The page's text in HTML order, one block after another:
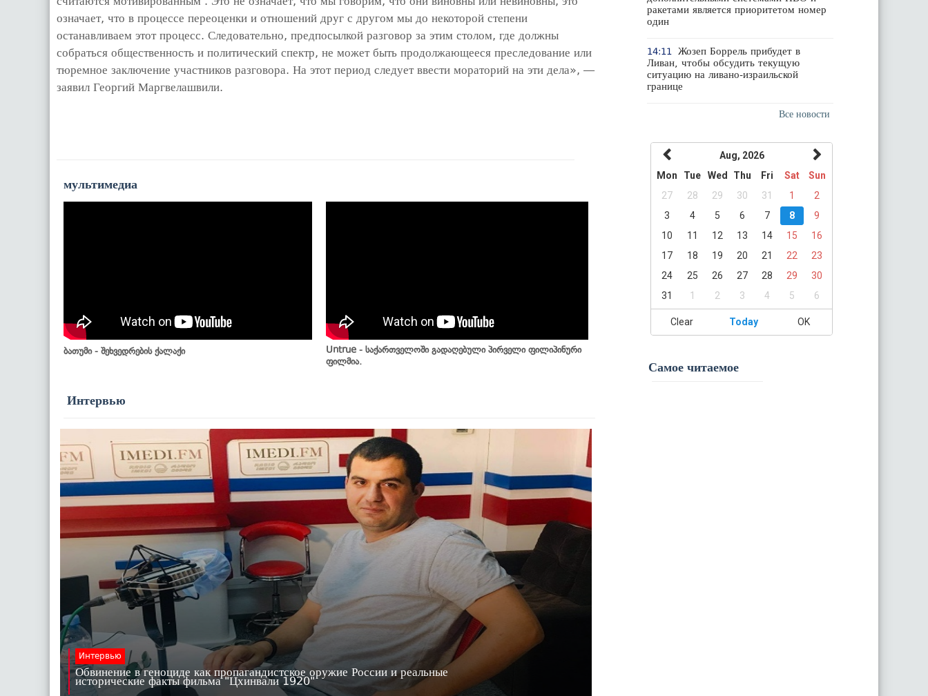
означает, что в процессе переоценки и отношений друг с другом мы до некоторой степени
останавливаем этот процесс. Следовательно, предпосылкой разговор за этим столом, где должны
собраться общественность и политический спектр, не может быть продолжающееся преследование или
тюремное заключение участников разговора. На этот период следует ввести мораторий на эти дела», —
заявил Георгий Маргвелашвили.
мультимедиа
ბათუმი - შეხვედრების ქალაქი
Untrue - საქართველოში გადაღებული პირველი ფილიპინური
ფილმია.
Интервью
Интервью
Обвинение в геноциде как пропагандистское оружие России и реальные
исторические факты фильма "Цхинвали 1920"
ракетами является приоритетом номер
один
14:11
Жозеп Боррель прибудет в
Ливан, чтобы обсудить текущую
ситуацию на ливано-израильской
границе
Все новости
Aug, 2026
Mon
Tue Wed Thu Fri Sat
Sun
27
28 29 30 31 1
2
3
4 5 6 7 8
9
10
11 12 13 14 15
16
17
18 19 20 21 22
23
24
25 26 27 28 29
30
31
1 2 3 4 5 6
Clear Today OK
Самое читаемое